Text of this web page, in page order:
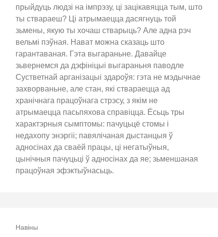
прыйдуць людзі на імпрэзу, ці зацікавяцца тым, што
ты ствараеш? Ці атрымаецца дасягнуць той
зьмены, якую ты хочаш стварыць? Але адна рэч
вельмі пэўная. Нават можна сказаць што
гарантаваная. Гэта выгараньне. Давайце
зьвернемся да дэфініцыі выгараньня паводле
Сустветнай арганізацыі здароўя: гэта не мэдычнае
захворваньне, але стан, які ствараецца ад
хранічнага працоўнага стрэсу, з якім не
атрымаецца пасьпяхова справіцца. Ёсьць тры
характэрныя сымптомы: пачуцьцё стомы і
недахопу энэргіі; павялічаная дыстанцыя ў
адносінах да сваёй працы, ці негатыўныя,
цынічныя пачуцьці ў адносінах да яе; зьменшаная
працоўная эфэктыўнасьць.
Навіны